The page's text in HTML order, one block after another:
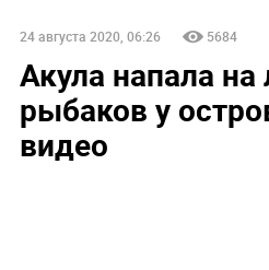
24 августа 2020, 06:26 5684
Акула напала на
рыбаков у
видео